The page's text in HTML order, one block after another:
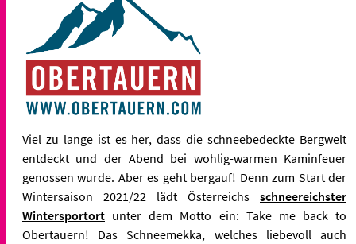
Viel zu lange ist es her, dass die schneebedeckte Bergwelt
entdeckt und der Abend bei wohlig-warmen Kaminfeuer
genossen wurde. Aber es geht bergauf! Denn zum Start der
Wintersaison 2021/22 lädt Österreichs schneereichster
Wintersportort unter dem Motto ein: Take me back to
Obertauern! Das Schneemekka, welches liebevoll auch